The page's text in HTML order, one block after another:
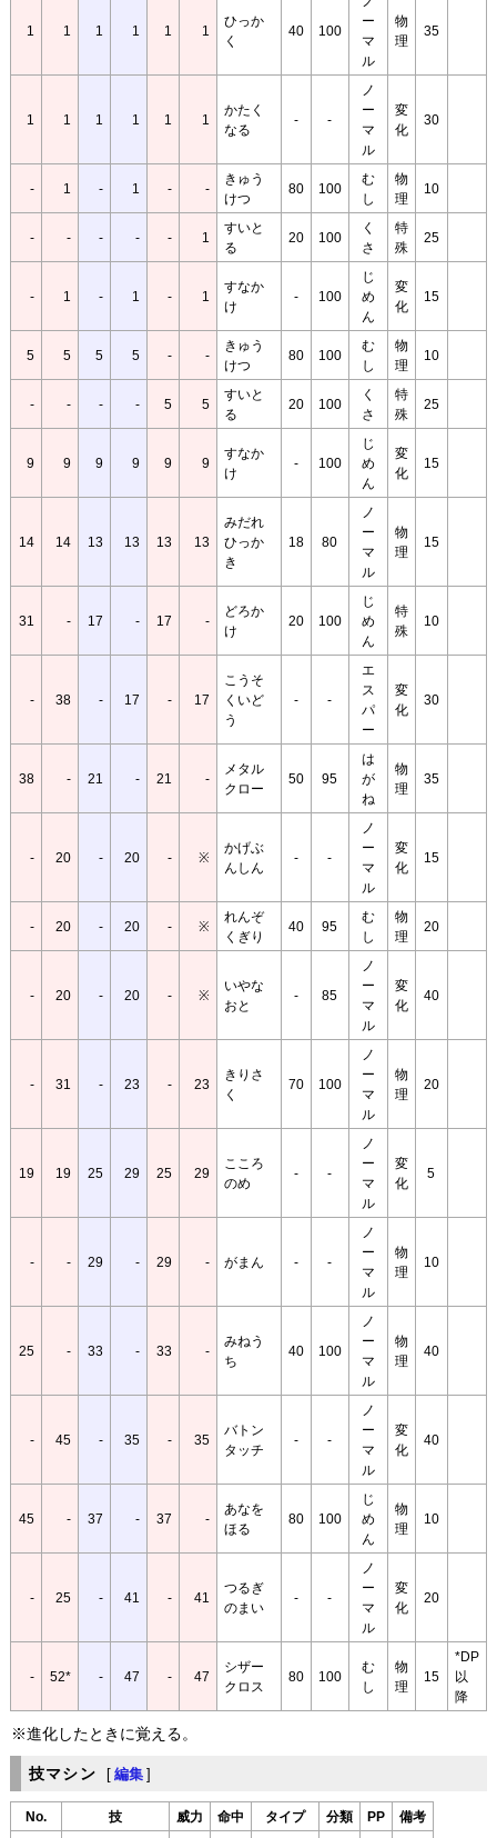
1 1 1 1 1 1
ひっか
く
40 100
ー
マ
ル
物
理
35
1 1 1 1 1 1
かたく
なる
- -
ノ
ー
マ
ル
変
化
30
- 1 - 1 - -
きゅう
けつ
80 100
む
し
物
理
10
- - - - - 1
すいと
る
20 100
く
さ
特
殊
25
- 1 - 1 - 1
すなか
け
- 100
じ
め
ん
変
化
15
5 5 5 5 - -
きゅう
けつ
80 100
む
し
物
理
10
- - - - 5 5
すいと
る
20 100
く
さ
特
殊
25
9 9 9 9 9 9
すなか
け
- 100
じ
め
ん
変
化
15
14 14 13 13 13 13
みだれ
ひっか
き
18 80
ノ
ー
マ
ル
物
理
15
31 - 17 - 17 -
どろか
け
20 100
じ
め
ん
特
殊
10
- 38 - 17 - 17
こうそ
くいど
う
- -
エ
ス
パ
ー
変
化
30
38 - 21 - 21 -
メタル
クロー
50 95
は
が
ね
物
理
35
- 20 - 20 - ※
かげぶ
んしん
- -
ノ
ー
マ
ル
変
化
15
- 20 - 20 - ※
れんぞ
くぎり
40 95
む
し
物
理
20
- 20 - 20 - ※
いやな
おと
- 85
ノ
ー
マ
ル
変
化
40
- 31 - 23 - 23
きりさ
く
70 100
ノ
ー
マ
ル
物
理
20
19 19 25 29 25 29
こころ
のめ
- -
ノ
ー
マ
ル
変
化
5
- - 29 - 29 - がまん - -
ノ
ー
マ
ル
物
理
10
25 - 33 - 33 -
みねう
ち
40 100
ノ
ー
マ
ル
物
理
40
- 45 - 35 - 35
バトン
タッチ
- -
ノ
ー
マ
ル
変
化
40
45 - 37 - 37 -
あなを
ほる
80 100
じ
め
ん
物
理
10
- 25 - 41 - 41
つるぎ
のまい
- -
ノ
ー
マ
ル
変
化
20
- 52* - 47 - 47
シザー
クロス
80 100
む
し
物
理
15
*DP
以
降
※進化したときに覚える。
技マシン [ 編集 ]
No. 技 威力 命中 タイプ 分類 PP 備考